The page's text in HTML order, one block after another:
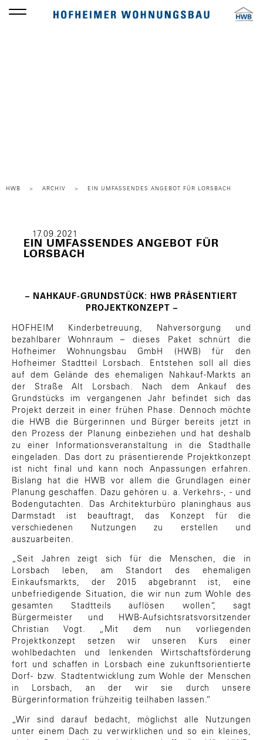
HWB ARCHIV EIN UMFASSENDES ANGEBOT FÜR LORSBACH
17.09.2021
EIN UMFASSENDES ANGEBOT FÜR
LORSBACH
– NAHKAUF-GRUNDSTÜCK: HWB PRÄSENTIERT
PROJEKTKONZEPT –
HOFHEIM Kinderbetreuung, Nahversorgung und
bezahlbarer Wohnraum – dieses Paket schnürt die
Hofheimer Wohnungsbau GmbH (HWB) für den
Hofheimer Stadtteil Lorsbach. Entstehen soll all dies
auf dem Gelände des ehemaligen Nahkauf-Markts an
der Straße Alt Lorsbach. Nach dem Ankauf des
Grundstücks im vergangenen Jahr befindet sich das
Projekt derzeit in einer frühen Phase. Dennoch möchte
die HWB die Bürgerinnen und Bürger bereits jetzt in
den Prozess der Planung einbeziehen und hat deshalb
zu einer Informationsveranstaltung in die Stadthalle
eingeladen. Das dort zu präsentierende Projektkonzept
ist nicht final und kann noch Anpassungen erfahren.
Bislang hat die HWB vor allem die Grundlagen einer
Planung geschaffen. Dazu gehören u. a. Verkehrs-, - und
Bodengutachten. Das Architekturbüro planinghaus aus
Darmstadt ist beauftragt, das Konzept für die
verschiedenen Nutzungen zu erstellen und
auszuarbeiten.
„Seit Jahren zeigt sich für die Menschen, die in
Lorsbach leben, am Standort des ehemaligen
Einkaufsmarkts, der 2015 abgebrannt ist, eine
unbefriedigende Situation, die wir nun zum Wohle des
gesamten Stadtteils auflösen wollen“, sagt
Bürgermeister und HWB-Aufsichtsratsvorsitzender
Christian Vogt. „Mit dem nun vorliegenden
Projektkonzept setzen wir unseren Kurs einer
wohlbedachten und lenkenden Wirtschaftsförderung
fort und schaffen in Lorsbach eine zukunftsorientierte
Dorf- bzw. Stadtentwicklung zum Wohle der Menschen
in Lorsbach, an der wir sie durch unsere
Bürgerinformation frühzeitig teilhaben lassen.“
„Wir sind darauf bedacht, möglichst alle Nutzungen
unter einem Dach zu verwirklichen und so ein kleines,